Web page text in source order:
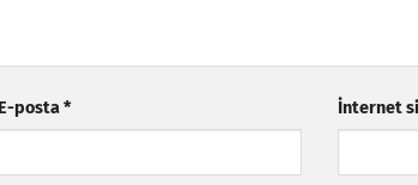
E-posta* İnternet